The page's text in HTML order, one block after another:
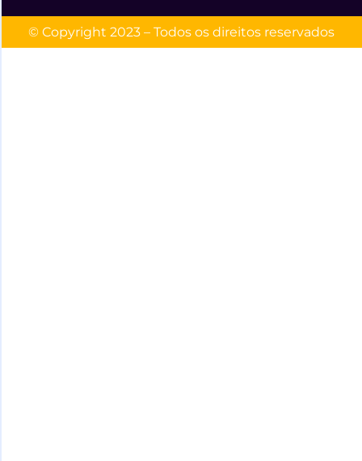
© Copyright 2023 – Todos os direitos reservados